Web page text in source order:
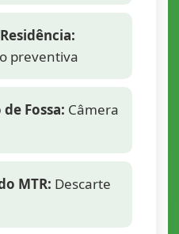
preventiva
Fossa: Câmera
MTR: Descarte